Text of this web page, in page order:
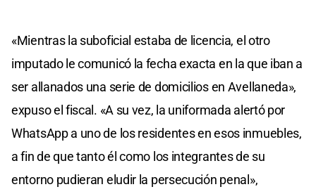
«Mientras la suboficial estaba de licencia, el otro
imputado le comunicó la fecha exacta en la que iban a
ser allanados una serie de domicilios en Avellaneda»,
expuso el fiscal. «A su vez, la uniformada alertó por
WhatsApp a uno de los residentes en esos inmuebles,
a fin de que tanto él como los integrantes de su
entorno pudieran eludir la persecución penal»,